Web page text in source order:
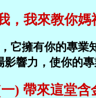
，我來教你媽
它擁有你的專業
響力，使你的
) 帶來這堂